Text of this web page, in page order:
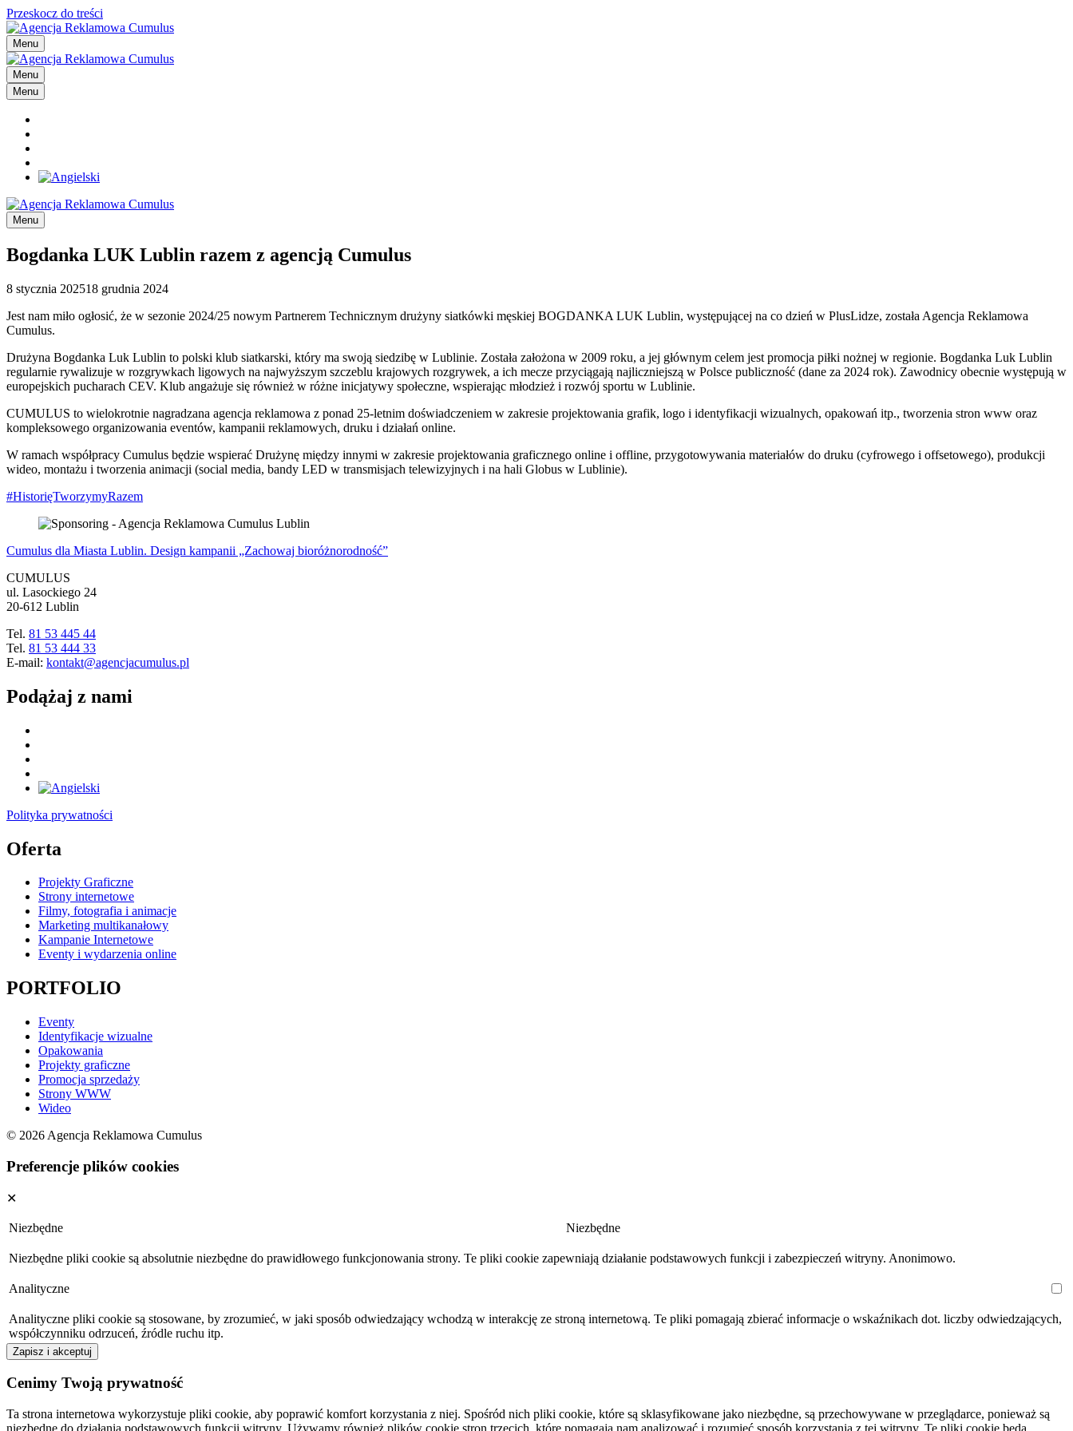
Przeskocz do treści
Menu
Menu
Menu
Menu
Bogdanka LUK Lublin razem z agencją Cumulus
8 stycznia 202518 grudnia 2024
Jest nam miło ogłosić, że w sezonie 2024/25 nowym Partnerem Technicznym drużyny siatkówki męskiej BOGDANKA LUK Lublin, występującej na co dzień w PlusLidze, została Agencja Reklamowa
Cumulus.
Drużyna Bogdanka Luk Lublin to polski klub siatkarski, który ma swoją siedzibę w Lublinie. Została założona w 2009 roku, a jej głównym celem jest promocja piłki nożnej w regionie. Bogdanka Luk Lublin
regularnie rywalizuje w rozgrywkach ligowych na najwyższym szczeblu krajowych rozgrywek, a ich mecze przyciągają najliczniejszą w Polsce publiczność (dane za 2024 rok). Zawodnicy obecnie występują w
europejskich pucharach CEV. Klub angażuje się również w różne inicjatywy społeczne, wspierając młodzież i rozwój sportu w Lublinie.
CUMULUS to wielokrotnie nagradzana agencja reklamowa z ponad 25-letnim doświadczeniem w zakresie projektowania grafik, logo i identyfikacji wizualnych, opakowań itp., tworzenia stron www oraz
kompleksowego organizowania eventów, kampanii reklamowych, druku i działań online.
W ramach współpracy Cumulus będzie wspierać Drużynę między innymi w zakresie projektowania graficznego online i offline, przygotowywania materiałów do druku (cyfrowego i offsetowego), produkcji
wideo, montażu i tworzenia animacji (social media, bandy LED w transmisjach telewizyjnych i na hali Globus w Lublinie).
#HistorięTworzymyRazem
Cumulus dla Miasta Lublin. Design kampanii „Zachowaj bioróżnorodność”
CUMULUS
ul. Lasockiego 24
20-612 Lublin
Tel. 81 53 445 44
Tel. 81 53 444 33
E-mail: kontakt@agencjacumulus.pl
Podążaj z nami
Polityka prywatności
Oferta
Projekty Graficzne
Strony internetowe
Filmy, fotografia i animacje
Marketing multikanałowy
Kampanie Internetowe
Eventy i wydarzenia online
PORTFOLIO
Eventy
Identyfikacje wizualne
Opakowania
Projekty graficzne
Promocja sprzedaży
Strony WWW
Wideo
© 2026 Agencja Reklamowa Cumulus
Preferencje plików cookies
✕
Niezbędne Niezbędne
Niezbędne pliki cookie są absolutnie niezbędne do prawidłowego funkcjonowania strony. Te pliki cookie zapewniają działanie podstawowych funkcji i zabezpieczeń witryny. Anonimowo.
Analityczne
Analityczne pliki cookie są stosowane, by zrozumieć, w jaki sposób odwiedzający wchodzą w interakcję ze stroną internetową. Te pliki pomagają zbierać informacje o wskaźnikach dot. liczby odwiedzających,
współczynniku odrzuceń, źródle ruchu itp.
Zapisz i akceptuj
Cenimy Twoją prywatność
Ta strona internetowa wykorzystuje pliki cookie, aby poprawić komfort korzystania z niej. Spośród nich pliki cookie, które są sklasyfikowane jako niezbędne, są przechowywane w przeglądarce, ponieważ są